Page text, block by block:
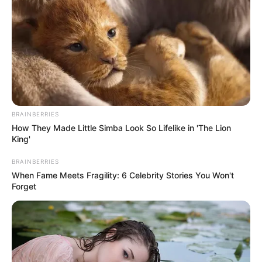
MANTÉNGASE EN ALERTA
Tenemos todas las noticias que le
interesan. Para estar bien informado, por
favor, active las notificaciones de Alerta.
ACTIVAR AHORA
TEMAS DESTACADOS
EMERGENCIAS POR LLUVIAS
METRO DE MEDELLÍN
ELECCIONES PRESIDENCIALES
MARINILLA - ANTIOQUIA
EPM
YONDÓ - ANTIOQUIA
RIONEGRO
BRAINBERRIES
How They Made Little Simba Look So Lifelike in 'The Lion
King'
BRAINBERRIES
When Fame Meets Fragility: 6 Celebrity Stories You Won't
Forget